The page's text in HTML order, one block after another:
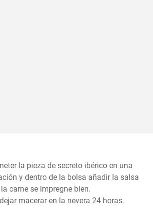
la pieza de secreto ibérico en una
y dentro de la bolsa añadir la salsa
carne se impregne bien.
macerar en la nevera 24 horas.